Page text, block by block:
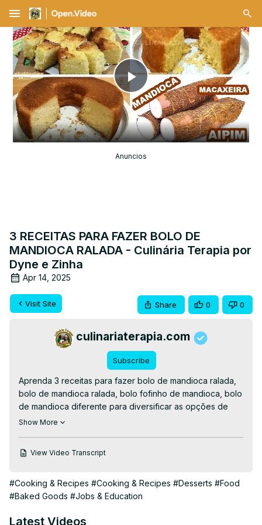
menu
Play
Video
Anuncios
3 RECEITAS PARA FAZER BOLO DE
MANDIOCA RALADA - Culinária Terapia por
Dyne e Zinha
Apr 14, 2025
Visit Site Share 0 0
culinariaterapia.com
Subscribe
Aprenda 3 receitas para fazer bolo de mandioca ralada,
bolo de mandioca ralada, bolo fofinho de mandioca, bolo
de mandioca diferente para diversificar as opções de
bolos com essa raiz.
bolo-fofinho-de-mandioca-bolo-de-mandioca-de-
👉WHATSAPP👉 https://culinariaterapia.com/whatsapp/
#bolodemandioca #bolodeaipim #bolodemacaxeira
Show More
View Video Transcript
#Cooking & Recipes #Cooking & Recipes #Desserts #Food
#Baked Goods #Jobs & Education
Latest Videos